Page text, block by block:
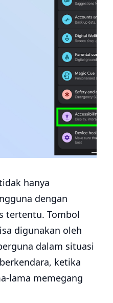
hanya
dengan
tertentu. Tombol
digunakan oleh
dalam situasi
ketika
lama memegang